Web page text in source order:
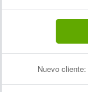
Nuevo cliente: